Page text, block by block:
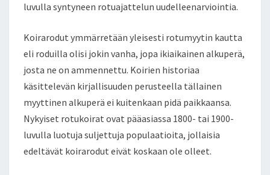
luvulla syntyneen rotuajattelun uudelleenarviointia.
Koirarodut ymmärretään yleisesti rotumyytin kautta
eli roduilla olisi jokin vanha, jopa ikiaikainen alkuperä,
josta ne on ammennettu. Koirien historiaa
käsittelevän kirjallisuuden perusteella tällainen
myyttinen alkuperä ei kuitenkaan pidä paikkaansa.
Nykyiset rotukoirat ovat pääasiassa 1800- tai 1900-
luvulla luotuja suljettuja populaatioita, jollaisia
edeltävät koirarodut eivät koskaan ole olleet.